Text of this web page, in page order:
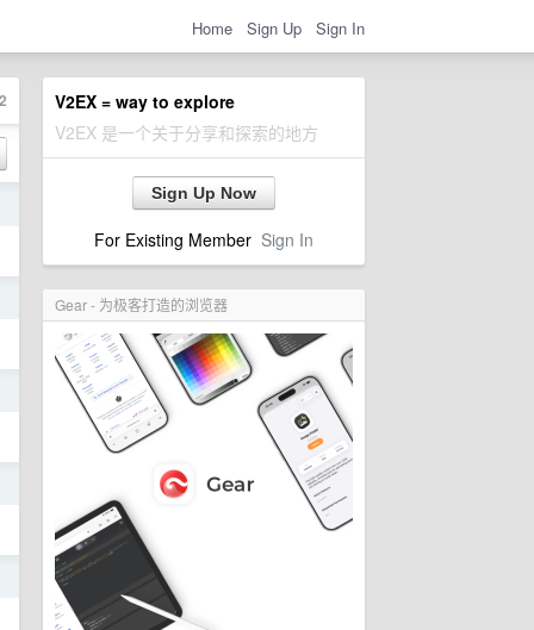
Home Sign Up Sign In
V2EX = way to explore
V2EX 是一个关于分享和探索的地方
Sign Up Now
For Existing Member Sign In
Gear - 为极客打造的浏览器